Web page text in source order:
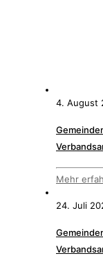
4. August
Mehr
24. Juli